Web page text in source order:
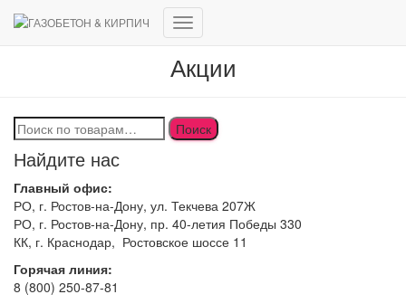
Переключить
Акции
Искать: Поиск
Найдите нас
Главный офис:
РО, г. Ростов-на-Дону, ул. Текчева 207Ж
РО, г. Ростов-на-Дону, пр. 40-летия Победы 330
КК, г. Краснодар, Ростовское шоссе 11
Горячая линия:
8 (800) 250-87-81